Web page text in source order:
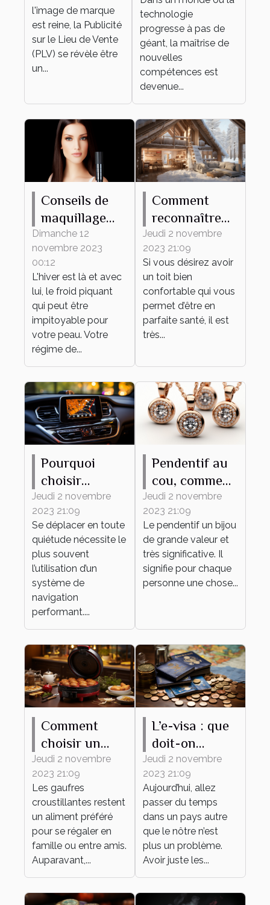
l'image de marque
est reine, la Publicité
sur le Lieu de Vente
(PLV) se révèle être
un...
développement
personnel et
professionnel
technologie
progresse à pas de
géant, la maîtrise de
nouvelles
compétences est
devenue...
Conseils de
maquillage
pour protéger
votre peau du
froid hivernal
Dimanche 12
novembre 2023
00:12
L'hiver est là et avec
lui, le froid piquant
qui peut être
impitoyable pour
votre peau. Votre
régime de...
Comment
reconnaître
une maison
mal isolée ?
Jeudi 2 novembre
2023 21:09
Si vous désirez avoir
un toit bien
confortable qui vous
permet d’être en
parfaite santé, il est
très...
Pourquoi
choisir
MAPPY
comme
système de
navigation ?
Jeudi 2 novembre
2023 21:09
Se déplacer en toute
quiétude nécessite le
plus souvent
l’utilisation d’un
système de
navigation
performant....
Pendentif au
cou, comment
bien en
choisir ?
Jeudi 2 novembre
2023 21:09
Le pendentif un bijou
de grande valeur et
très significative. Il
signifie pour chaque
personne une chose...
Comment
choisir un
gaufrier ?
Jeudi 2 novembre
2023 21:09
Les gaufres
croustillantes restent
un aliment préféré
pour se régaler en
famille ou entre amis.
Auparavant,...
L’e-visa : que
doit-on
savoir ?
Jeudi 2 novembre
2023 21:09
Aujourd’hui, allez
passer du temps
dans un pays autre
que le nôtre n’est
plus un problème.
Avoir juste les...